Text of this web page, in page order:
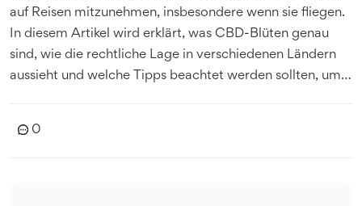
auf Reisen mitzunehmen, insbesondere wenn sie fliegen.
In diesem Artikel wird erklärt, was CBD-Blüten genau
sind, wie die rechtliche Lage in verschiedenen Ländern
aussieht und welche Tipps beachtet werden sollten, um
verpackt und welche Dokumente hilfreich sein können.
0